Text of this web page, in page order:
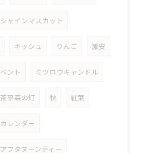
シャインマスカット
キッシュ りんご 激安
ント ミツロウキャンドル
茶亭森の灯 秋 紅葉
レンダー
フタヌーンティー